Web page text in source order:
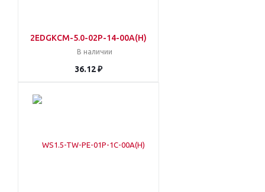
2EDGKCM-5.0-02P-14-00A(H)
В наличии
36.12 ₽